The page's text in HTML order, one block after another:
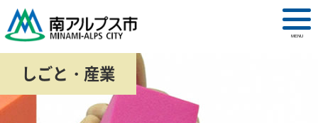
MENU
しごと・産業